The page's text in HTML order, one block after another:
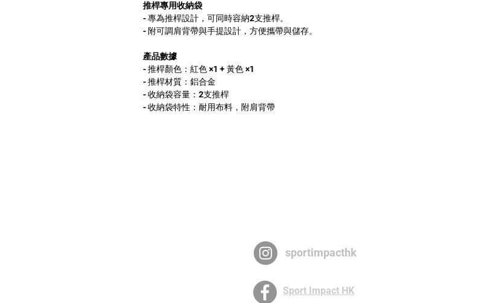
推桿專用收納袋
- 專為推桿設計，可同時容納2支推桿。
- 附可調肩背帶與手提設計，方便攜帶與儲存。
產品數據
- 推桿顏色：紅色 ×1 + 黃色 ×1
- 推桿材質：鋁合金
- 收納袋容量：2支推桿
- 收納袋特性：耐用布料，附肩背帶
sportimpacthk
Sport Impact HK